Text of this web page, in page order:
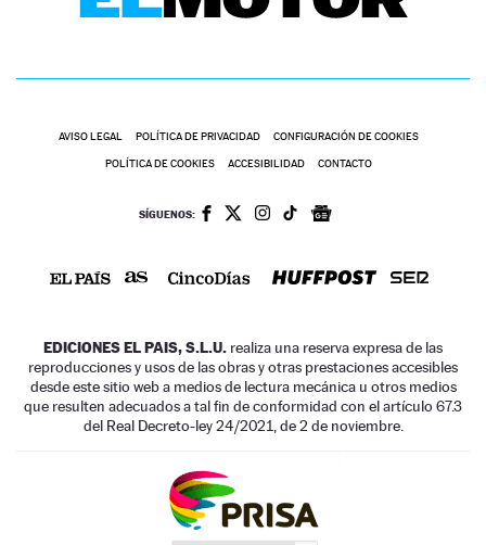
AVISO LEGAL POLÍTICA DE PRIVACIDAD CONFIGURACIÓN DE COOKIES
POLÍTICA DE COOKIES ACCESIBILIDAD CONTACTO
SÍGUENOS:
EDICIONES EL PAIS, S.L.U. realiza una reserva expresa de las
reproducciones y usos de las obras y otras prestaciones accesibles
desde este sitio web a medios de lectura mecánica u otros medios
que resulten adecuados a tal fin de conformidad con el artículo 67.3
del Real Decreto-ley 24/2021, de 2 de noviembre.